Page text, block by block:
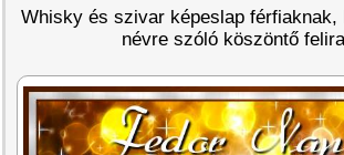
Whisky és szivar képeslap férfiaknak,
névre szóló köszöntő